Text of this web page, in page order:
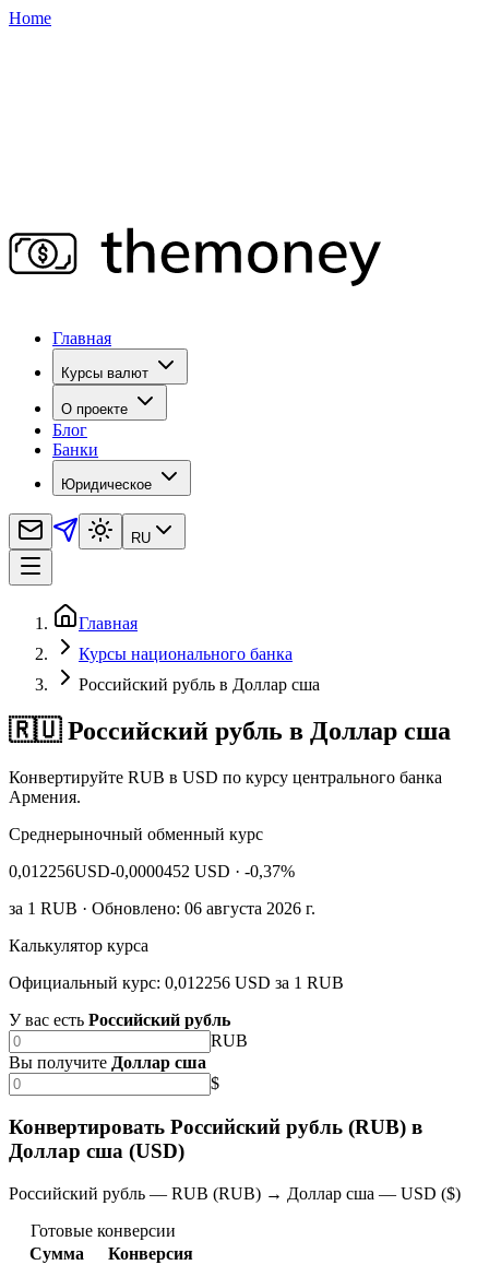
Home
Главная
Курсы валют
О проекте
Блог
Банки
Юридическое
RU
Главная
Курсы национального банка
Российский рубль в Доллар сша
🇷🇺 Российский рубль в Доллар сша
Конвертируйте RUB в USD по курсу центрального банка
Армения.
Среднерыночный обменный курс
0,012256USD-0,0000452 USD · -0,37%
за 1 RUB · Обновлено: 06 августа 2026 г.
Калькулятор курса
Официальный курс: 0,012256 USD за 1 RUB
У вас есть Российский рубль
RUB
Вы получите Доллар сша
$
Конвертировать Российский рубль (RUB) в
Доллар сша (USD)
Российский рубль — RUB (RUB) → Доллар сша — USD ($)
Готовые конверсии
Сумма
Конверсия